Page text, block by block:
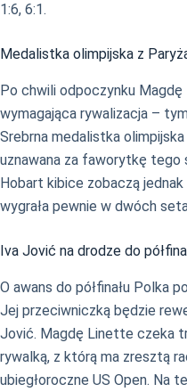
1:6, 6:1.
Medalistka olimpijska z
Po chwili odpoczynku
wymagająca rywalizacja –
Srebrna medalistka
uznawana za faworytkę tego
Hobart kibice zobaczą
wygrała pewnie w dwóch
Iva Jović na drodze do
O awans do półfinału Polka
Jej przeciwniczką będzie
Jović. Magdę Linette czeka
rywalką, z którą ma zresztą
ubiegłoroczne US Open. Na